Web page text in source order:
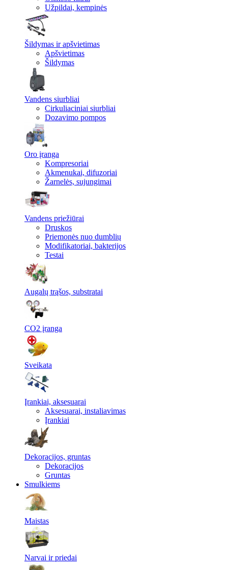
Užpildai, kempinės
Šildymas ir apšvietimas
Apšvietimas
Šildymas
Vandens siurbliai
Cirkuliaciniai siurbliai
Dozavimo pompos
Oro įranga
Kompresoriai
Akmenukai, difuzoriai
Žarnelės, sujungimai
Vandens priežiūrai
Druskos
Priemonės nuo dumblių
Modifikatoriai, bakterijos
Testai
Augalų trąšos, substratai
CO2 įranga
Sveikata
Įrankiai, aksesuarai
Aksesuarai, instaliavimas
Įrankiai
Dekoracijos, gruntas
Dekoracijos
Gruntas
Smulkiems
Maistas
Narvai ir priedai